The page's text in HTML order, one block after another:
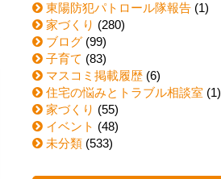
東陽防犯パトロール隊報告 (1)
家づくり (280)
ブログ (99)
子育て (83)
マスコミ掲載履歴 (6)
住宅の悩みとトラブル相談室 (1)
家づくり (55)
イベント (48)
未分類 (533)